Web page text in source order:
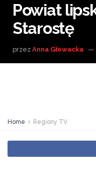
Powiat
Starostę
przez Anna Głowacka
Home Regiony TV